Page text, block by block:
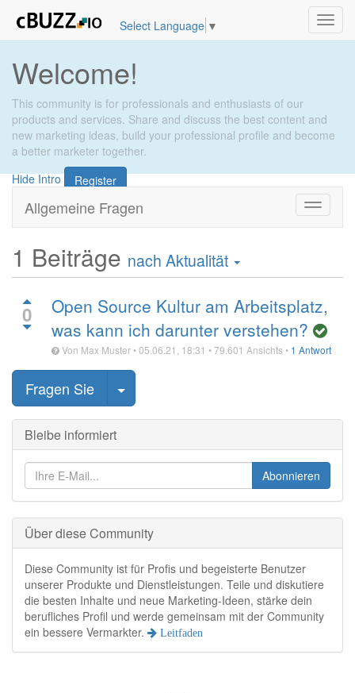
Select Language ▼
Welcome!
This community is for professionals and enthusiasts of our
products and services. Share and discuss the best content and
new marketing ideas, build your professional profile and become
a better marketer together.
Hide Intro
Register
Zu
Allgemeine Fragen
1 Beiträge nach Aktualität
0
Open Source Kultur am Arbeitsplatz,
was kann ich darunter verstehen?
Von Max Muster •05.06.21, 18:31 •79.601 Ansichts • 1 Antwort
Fragen Sie Beitrag auswählen
Bleibe informiert
Abonnieren
Über diese Community
Diese Community ist für Profis und begeisterte Benutzer
unserer Produkte und Dienstleistungen. Teile und diskutiere
die besten Inhalte und neue Marketing-Ideen, stärke dein
berufliches Profil und werde gemeinsam mit der Community
ein bessere Vermarkter.
Leitfaden